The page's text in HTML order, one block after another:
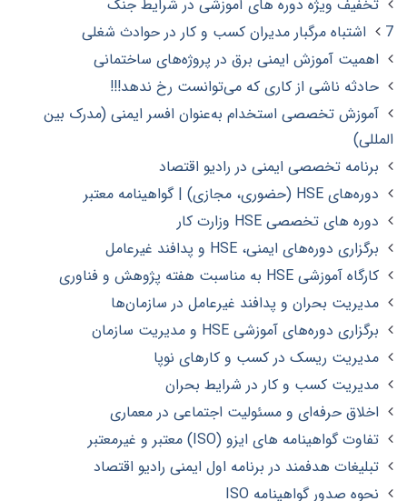
تخفیف ویژه دوره های آموزشی در شرایط جنگ
7 اشتباه مرگبار مدیران کسب و کار در حوادث شغلی
اهمیت آموزش ایمنی برق در پروژه‌های ساختمانی
حادثه‌ ناشی از کاری که می‌توانست رخ ندهد!!!
آموزش تخصصی استخدام به‌عنوان افسر ایمنی (مدرک بین
المللی)
برنامه تخصصی ایمنی در رادیو اقتصاد
دوره‌های HSE (حضوری، مجازی) | گواهینامه معتبر
دوره های تخصصی HSE وزارت کار
برگزاری دوره‌های ایمنی، HSE و پدافند غیرعامل
کارگاه آموزشی HSE به مناسبت هفته پژوهش و فناوری
مدیریت بحران و پدافند غیرعامل در سازمان‌ها
برگزاری دوره‌های آموزشی HSE و مدیریت سازمان
مدیریت ریسک در کسب‌ و کارهای نوپا
مدیریت کسب و کار در شرایط بحران
اخلاق حرفه‌ای و مسئولیت اجتماعی در معماری
تفاوت گواهینامه های ایزو (ISO) معتبر و غیرمعتبر
تبلیغات هدفمند در برنامه اول ایمنی رادیو اقتصاد
نحوه صدور گواهینامه ISO